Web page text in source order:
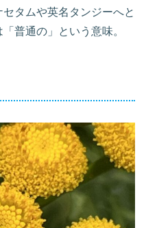
タムや英名タンジーへと
普通の」という意味。